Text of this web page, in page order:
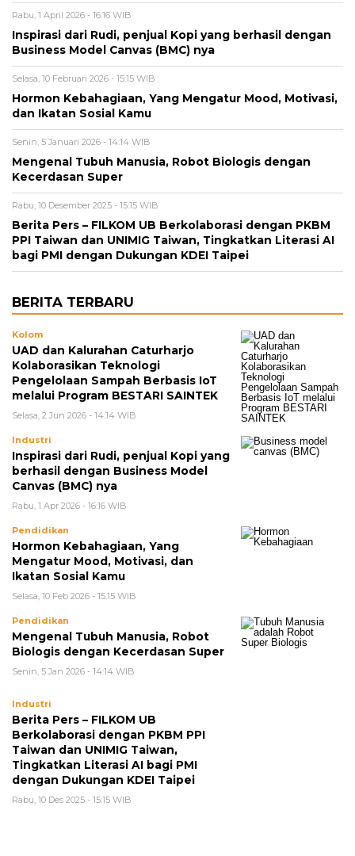
Rabu, 1 April 2026 - 16:16 WIB
Inspirasi dari Rudi, penjual Kopi yang berhasil dengan
Business Model Canvas (BMC) nya
Selasa, 10 Februari 2026 - 15:15 WIB
Hormon Kebahagiaan, Yang Mengatur Mood, Motivasi,
dan Ikatan Sosial Kamu
Senin, 5 Januari 2026 - 14:14 WIB
Mengenal Tubuh Manusia, Robot Biologis dengan
Kecerdasan Super
Rabu, 10 Desember 2025 - 15:15 WIB
Berita Pers – FILKOM UB Berkolaborasi dengan PKBM
PPI Taiwan dan UNIMIG Taiwan, Tingkatkan Literasi AI
bagi PMI dengan Dukungan KDEI Taipei
BERITA TERBARU
Kolom
UAD dan Kalurahan Caturharjo
Kolaborasikan Teknologi
Pengelolaan Sampah Berbasis IoT
melalui Program BESTARI SAINTEK
Selasa, 2 Jun 2026 - 14:14 WIB
Industri
Inspirasi dari Rudi, penjual Kopi yang
berhasil dengan Business Model
Canvas (BMC) nya
Rabu, 1 Apr 2026 - 16:16 WIB
Pendidikan
Hormon Kebahagiaan, Yang
Mengatur Mood, Motivasi, dan
Ikatan Sosial Kamu
Selasa, 10 Feb 2026 - 15:15 WIB
Pendidikan
Mengenal Tubuh Manusia, Robot
Biologis dengan Kecerdasan Super
Senin, 5 Jan 2026 - 14:14 WIB
Industri
Berita Pers – FILKOM UB
Berkolaborasi dengan PKBM PPI
Taiwan dan UNIMIG Taiwan,
Tingkatkan Literasi AI bagi PMI
dengan Dukungan KDEI Taipei
Rabu, 10 Des 2025 - 15:15 WIB